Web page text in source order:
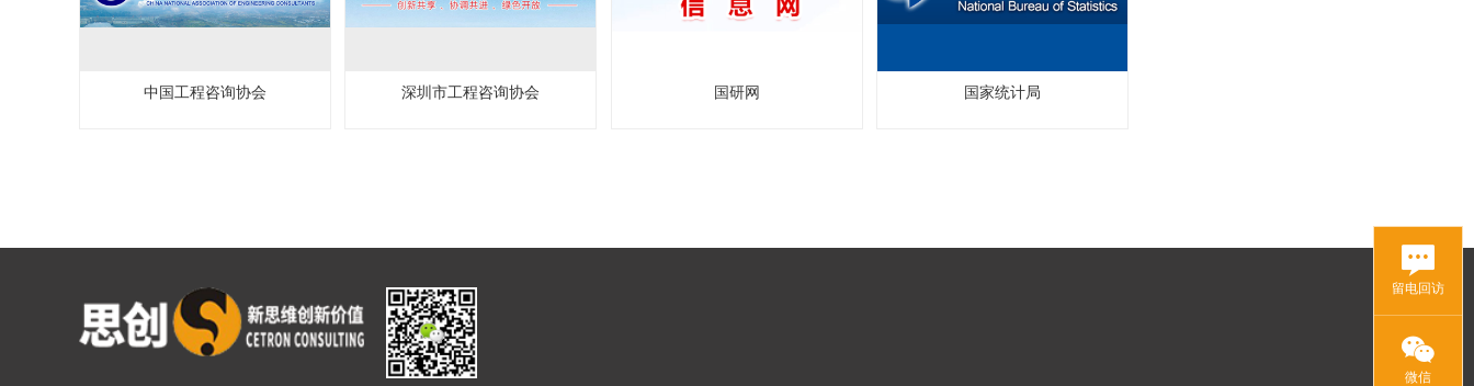
中国工程咨询协会 深圳市工程咨询协会 国研网 国家统计局
留电回访
微信